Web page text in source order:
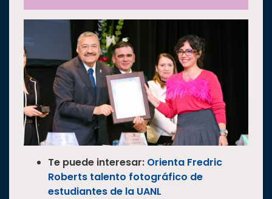
Te puede interesar: Orienta Fredric
Roberts talento fotográfico de
estudiantes de la UANL